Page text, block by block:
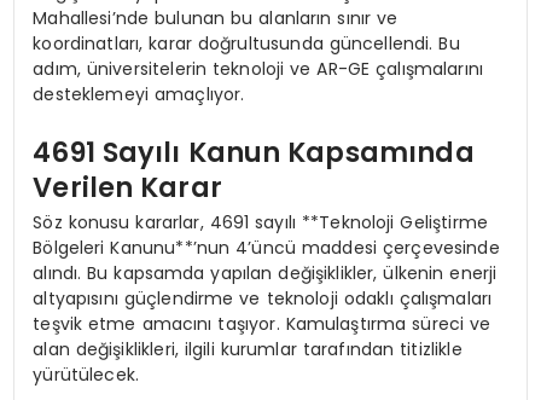
Mahallesi’nde bulunan bu alanların sınır ve
koordinatları, karar doğrultusunda güncellendi. Bu
adım, üniversitelerin teknoloji ve AR-GE çalışmalarını
desteklemeyi amaçlıyor.
4691 Sayılı Kanun Kapsamında
Verilen Karar
Söz konusu kararlar, 4691 sayılı **Teknoloji Geliştirme
Bölgeleri Kanunu**’nun 4’üncü maddesi çerçevesinde
alındı. Bu kapsamda yapılan değişiklikler, ülkenin enerji
altyapısını güçlendirme ve teknoloji odaklı çalışmaları
teşvik etme amacını taşıyor. Kamulaştırma süreci ve
alan değişiklikleri, ilgili kurumlar tarafından titizlikle
yürütülecek.